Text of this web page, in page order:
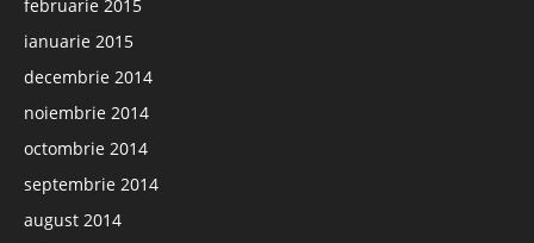
februarie 2015
ianuarie 2015
decembrie 2014
noiembrie 2014
octombrie 2014
septembrie 2014
august 2014